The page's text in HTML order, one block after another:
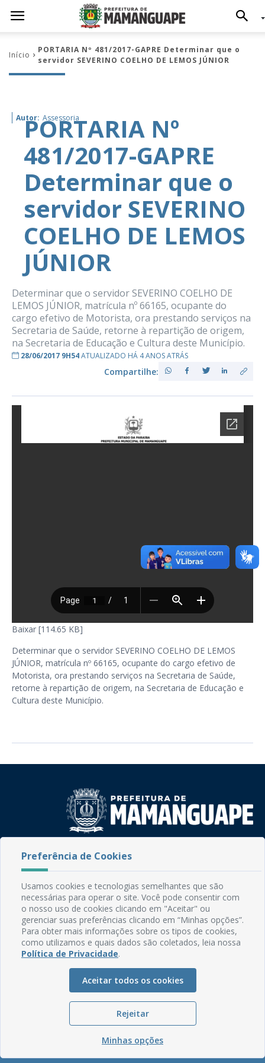
Início
PORTARIA Nº 481/2017-GAPRE Determinar que o
servidor SEVERINO COELHO DE LEMOS JÚNIOR
Autor: Assessoria
PORTARIA Nº
481/2017-GAPRE
Determinar que o
servidor SEVERINO
COELHO DE LEMOS
JÚNIOR
Determinar que o servidor SEVERINO COELHO DE
LEMOS JÚNIOR, matrícula nº 66165, ocupante do
cargo efetivo de Motorista, ora prestando serviços na
Secretaria de Saúde, retorne à repartição de origem,
na Secretaria de Educação e Cultura deste Município.
28/06/2017 9H54ATUALIZADO HÁ 4 ANOS ATRÁS
Compartilhe:
Baixar [114.65 KB]
Determinar que o servidor SEVERINO COELHO DE LEMOS
JÚNIOR, matrícula nº 66165, ocupante do cargo efetivo de
Motorista, ora prestando serviços na Secretaria de Saúde,
retorne à repartição de origem, na Secretaria de Educação e
Cultura deste Município.
Rua do Imperador, 78, Centro
Email: comunicacao@mamanguape.pb.gov.br
Expediente: Segunda à Sexta, das 08h às 13h
Mapa do Site
Perguntas frequentes
Glossário
Ouvidoria
Serviços Internos
Política de Privacidade
Preferência de Cookies
Usamos cookies e tecnologias semelhantes que são
necessárias para operar o site. Você pode consentir com
o nosso uso de cookies clicando em "Aceitar" ou
gerenciar suas preferências clicando em “Minhas opções”.
Para obter mais informações sobre os tipos de cookies,
como utilizamos e quais dados são coletados, leia nossa
Política de Privacidade.
Aceitar todos os cookies
Rejeitar
Minhas opções